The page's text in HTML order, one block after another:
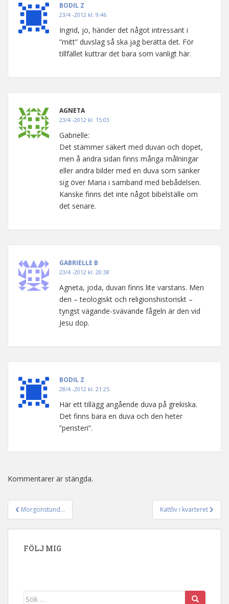
BODIL Z
23/4 -2012 kl. 9:46
Ingrid, jo, händer det något intressant i
”mitt” duvslag så ska jag berätta det. För
tillfället kuttrar det bara som vanligt här.
AGNETA
23/4 -2012 kl. 15:03
Gabrielle:
Det stämmer säkert med duvan och dopet,
men å andra sidan finns många målningar
eller andra bilder med en duva som sänker
sig över Maria i samband med bebådelsen.
Kanske finns det inte något bibelställe om
det senare.
GABRIELLE B
23/4 -2012 kl. 20:38
Agneta, joda, duvan finns lite varstans. Men
den – teologiskt och religionshistoriskt –
tyngst vägande-svävande fågeln är den vid
Jesu dop.
BODIL Z
28/4 -2012 kl. 21:25
Här ett tillägg angående duva på grekiska.
Det finns bara en duva och den heter
”peristeri”.
Kommentarer är stängda.
Inläggsnavigering
Morgonstund… Kattliv i kvarteret
FÖLJ MIG
Sök efter: